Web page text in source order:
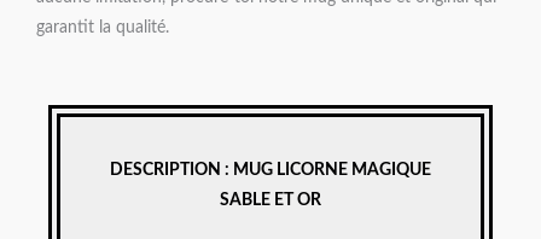
garantit la qualité.
DESCRIPTION : MUG LICORNE MAGIQUE
SABLE ET OR